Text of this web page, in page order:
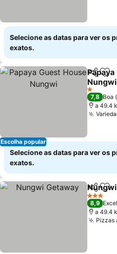
Selecione as datas para ver os
exatos.
Escolha popular
Partilhar
Nungwi
Ver
1 Estrelas
7,8 Boa
a 49.4
Selecione as datas para ver os
exatos.
Partilhar
3 Estrelas
8,9
a 49.4
Pizzas